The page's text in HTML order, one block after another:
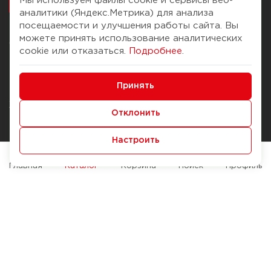
О компании
История Компании
Журнал
Наши марки
Брендирование
Помощь
Доставка и оплата
Способы оплаты
Служба контроля качества
аналитики (Яндекс.Метрика) для анализа
посещаемости и улучшения работы сайта. Вы
можете принять использование аналитических
cookie или отказаться.
Подробнее
Принять
Отклонить
Настроить
Главная Каталог Корзина Поиск Профиль